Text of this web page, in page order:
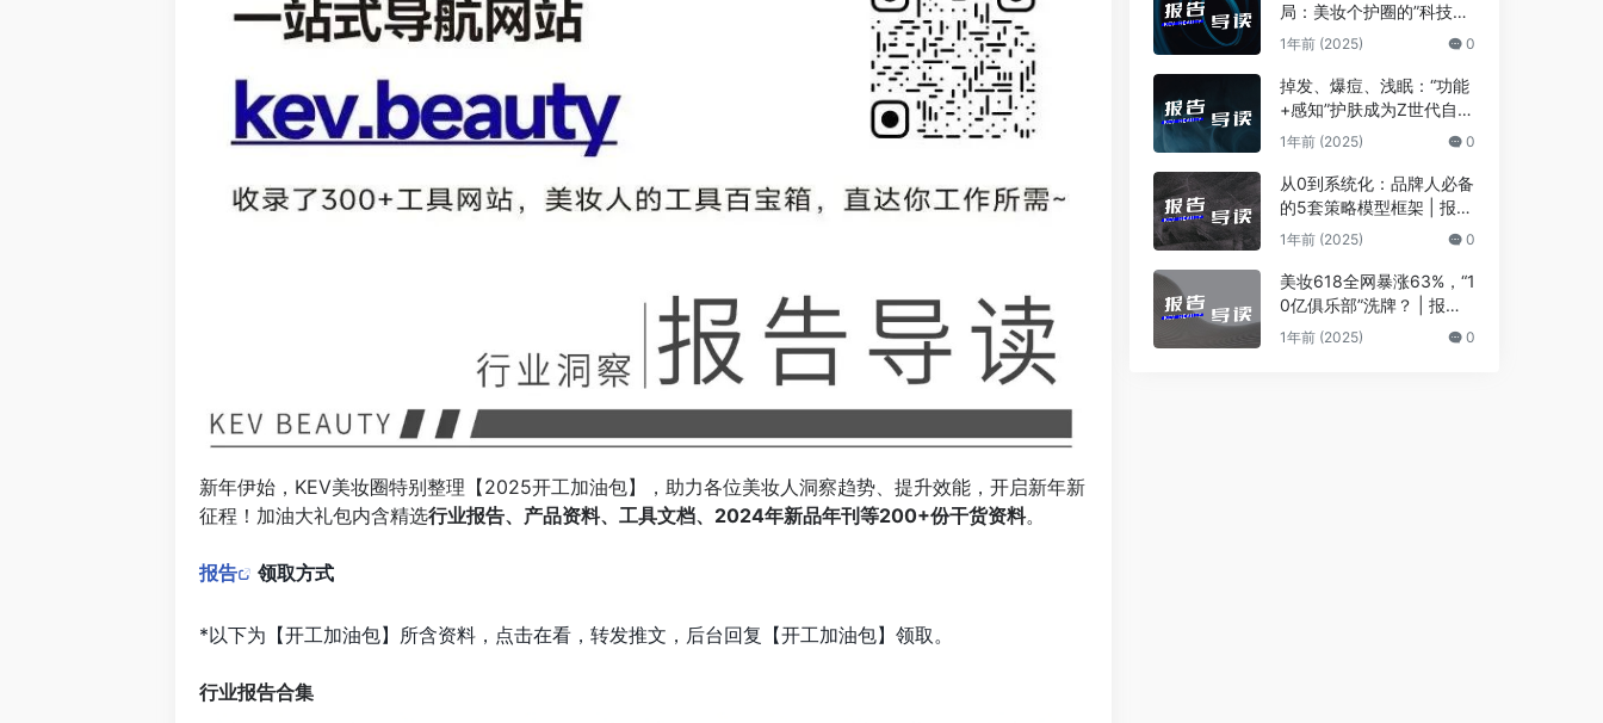
新年伊始，KEV美妆圈特别整理【2025开工加油包】，助力各位美妆人洞察趋势、提升效能，开启新年新
征程！加油大礼包内含精选行业报告、产品资料、工具文档、2024年新品年刊等200+份干货资料。
报告 领取方式
*以下为【开工加油包】所含资料，点击在看，转发推文，后台回复【开工加油包】领取。
行业报告合集
局：美妆个护圈的”科技
+疗愈”奇袭战
1年前 (2025) 0
掉发、爆痘、浅眠：“功能
+感知”护肤成为Z世代自救
法 | 报告导读【护肤合
1年前 (2025) 0
从0到系统化：品牌人必备
的5套策略模型框架 | 报告
导读【工具合集】
1年前 (2025) 0
美妆618全网暴涨63%，“1
0亿俱乐部”洗牌？ | 报告
导读【618复盘合集】
1年前 (2025) 0